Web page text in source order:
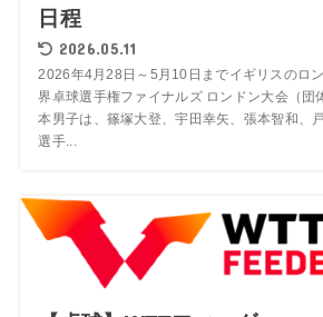
日程
2026.05.11
2026年4月28日～5月10日までイギリスのロ
界卓球選手権ファイナルズ ロンドン大会（
本男子は、篠塚大登、宇田幸矢、張本智和、
選手...